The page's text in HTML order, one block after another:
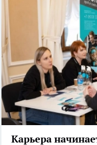
Карьера